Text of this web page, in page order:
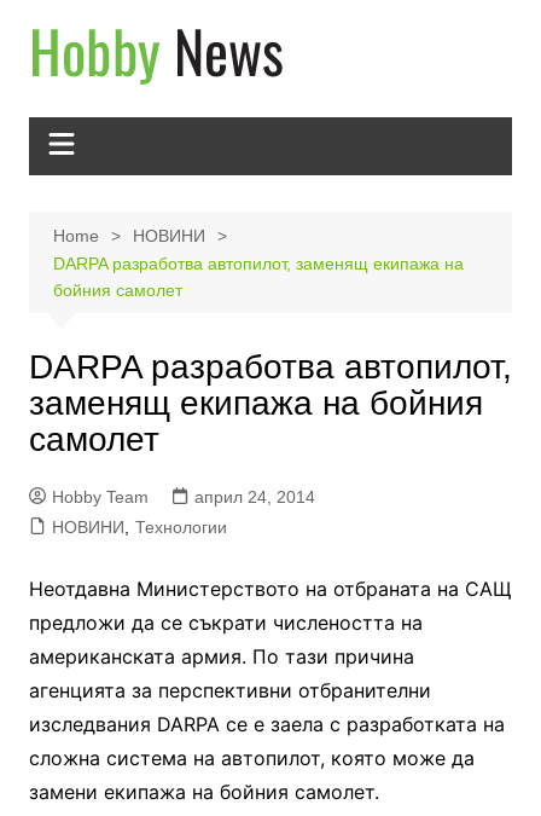
content
Home
НОВИНИ
DARPA разработва автопилот, заменящ екипажа на
бойния самолет
DARPA разработва автопилот,
заменящ екипажа на бойния
самолет
Hobby Team
април 24, 2014
НОВИНИ
Технологии
Неотдавна Министерството на отбраната на САЩ
предложи да се съкрати числеността на
американската армия. По тази причина
агенцията за перспективни отбранителни
изследвания DARPA се е заела с разработката на
сложна система на автопилот, която може да
замени екипажа на бойния самолет.